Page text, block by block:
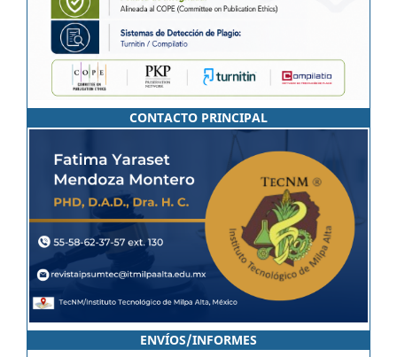
CONTACTO PRINCIPAL
ENVÍOS/INFORMES